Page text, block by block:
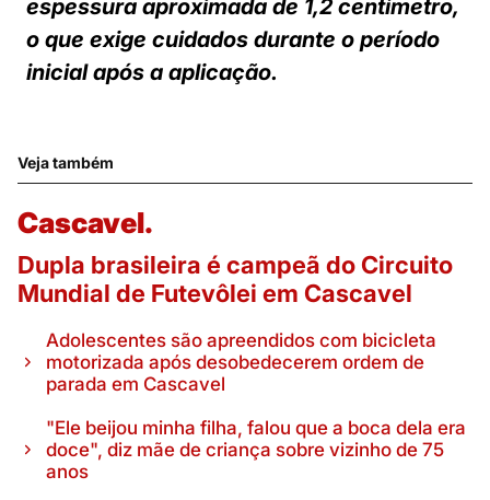
espessura aproximada de 1,2 centímetro,
o que exige cuidados durante o período
inicial após a aplicação.
Veja também
Cascavel.
Dupla brasileira é campeã do Circuito
Mundial de Futevôlei em Cascavel
Adolescentes são apreendidos com bicicleta
motorizada após desobedecerem ordem de
parada em Cascavel
"Ele beijou minha filha, falou que a boca dela era
doce", diz mãe de criança sobre vizinho de 75
anos